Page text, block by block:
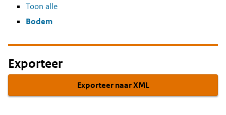
Toon alle
Bodem
Exporteer
Exporteer naar XML